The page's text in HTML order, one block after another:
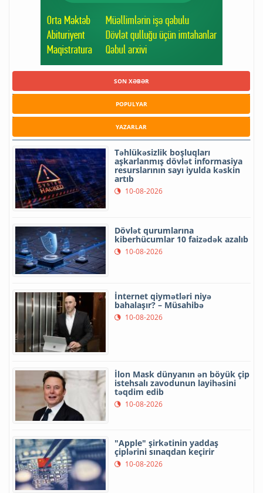
SON XƏBƏR
POPULYAR
YAZARLAR
Təhlükəsizlik boşluqları
aşkarlanmış dövlət informasiya
resurslarının sayı iyulda kəskin
artıb
10-08-2026
Dövlət qurumlarına
kiberhücumlar 10 faizədək azalıb
10-08-2026
İnternet qiymətləri niyə
bahalaşır? – Müsahibə
10-08-2026
İlon Mask dünyanın ən böyük çip
istehsalı zavodunun layihəsini
təqdim edib
10-08-2026
"Apple" şirkətinin yaddaş
çiplərini sınaqdan keçirir
10-08-2026